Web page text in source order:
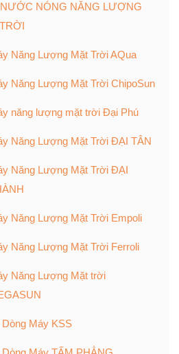
NÓNG NĂNG LƯỢNG
Năng Lượng Mặt Trời AQua
Năng Lượng Mặt Trời ChipoSun
năng lượng mặt trời Đại Phú
Năng Lượng Mặt Trời ĐẠI TÂN
Năng Lượng Mặt Trời ĐẠI
Năng Lượng Mặt Trời Empoli
Năng Lượng Mặt Trời Ferroli
Năng Lượng Mặt trời
Dòng Máy KSS